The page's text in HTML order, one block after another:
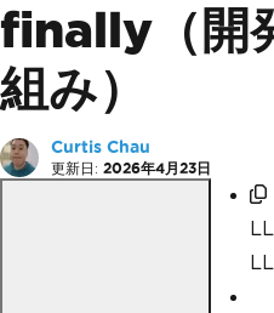
finally（開
組み）
Curtis Chau
更新日: 2026年4月23日